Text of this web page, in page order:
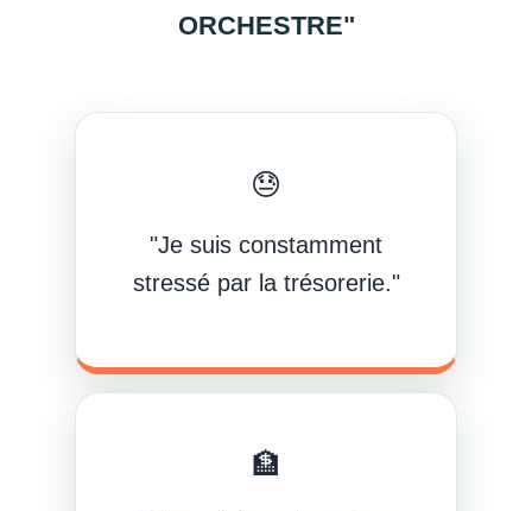
ORCHESTRE"
😓
"Je suis constamment
stressé par la trésorerie."
🏦